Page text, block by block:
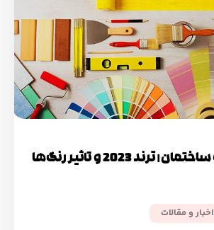
زیباترین رنگ ساختمان | ترند 2023 و تاثیر رنگ‌ها
اخبار و مقالات